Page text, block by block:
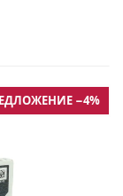
−4%